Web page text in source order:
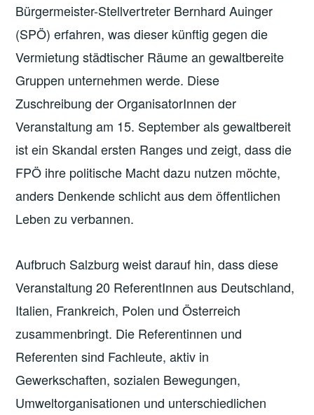
Bürgermeister-Stellvertreter Bernhard Auinger
(SPÖ) erfahren, was dieser künftig gegen die
Vermietung städtischer Räume an gewaltbereite
Gruppen unternehmen werde. Diese
Zuschreibung der OrganisatorInnen der
Veranstaltung am 15. September als gewaltbereit
ist ein Skandal ersten Ranges und zeigt, dass die
FPÖ ihre politische Macht dazu nutzen möchte,
anders Denkende schlicht aus dem öffentlichen
Leben zu verbannen.
Aufbruch Salzburg weist darauf hin, dass diese
Veranstaltung 20 ReferentInnen aus Deutschland,
Italien, Frankreich, Polen und Österreich
zusammenbringt. Die Referentinnen und
Referenten sind Fachleute, aktiv in
Gewerkschaften, sozialen Bewegungen,
Umweltorganisationen und unterschiedlichen